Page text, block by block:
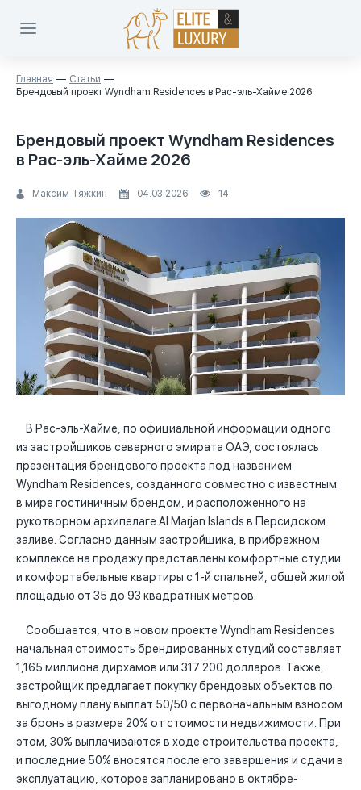
Главная
Статьи
Брендовый проект Wyndham Residences в Рас-эль-Хайме 2026
Брендовый проект Wyndham Residences
в Рас-эль-Хайме 2026
Максим Тяжкин 04.03.2026 14
В Рас-эль-Хайме, по официальной информации одного
из застройщиков северного эмирата ОАЭ, состоялась
презентация брендового проекта под названием
Wyndham Residences, созданного совместно с известным
в мире гостиничным брендом, и расположенного на
рукотворном архипелаге Al Marjan Islands в Персидском
заливе. Согласно данным застройщика, в прибрежном
комплексе на продажу представлены комфортные студии
и комфортабельные квартиры с 1-й спальней, общей жилой
площадью от 35 до 93 квадратных метров.
Сообщается, что в новом проекте Wyndham Residences
начальная стоимость брендированных студий составляет
1,165 миллиона дирхамов или 317 200 долларов. Также,
застройщик предлагает покупку брендовых объектов по
выгодному плану выплат 50/50 с первоначальным взносом
за бронь в размере 20% от стоимости недвижимости. При
этом, 30% выплачиваются в ходе строительства проекта,
и последние 50% вносятся после его завершения и сдачи в
эксплуатацию, которое запланировано в октябре-